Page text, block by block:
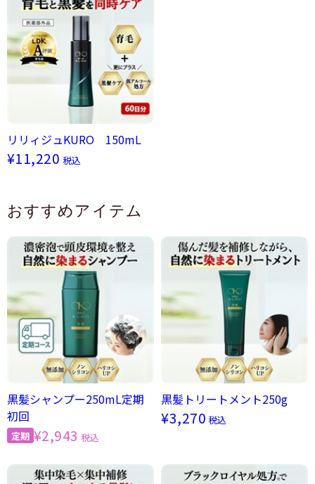
リリィジュKURO 150mL
¥11,220 税込
おすすめアイテム
黒髪シャンプー250mL定期
初回
¥2,943 税込
黒髪トリートメント250g
¥3,270 税込